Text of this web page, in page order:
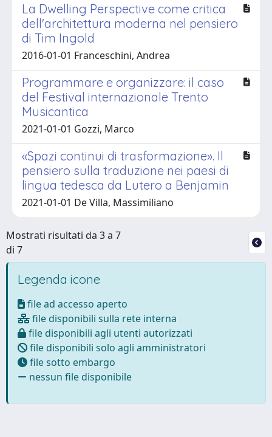
La Dwelling Perspective come critica
dell'architettura moderna nel pensiero
di Tim Ingold
2016-01-01 Franceschini, Andrea
Programmare e organizzare: il caso
del Festival internazionale Trento
Musicantica
2021-01-01 Gozzi, Marco
«Spazi continui di trasformazione». Il
pensiero sulla traduzione nei paesi di
lingua tedesca da Lutero a Benjamin
2021-01-01 De Villa, Massimiliano
Mostrati risultati da 3 a 7
di 7
Legenda icone
file ad accesso aperto
file disponibili sulla rete interna
file disponibili agli utenti autorizzati
file disponibili solo agli amministratori
file sotto embargo
nessun file disponibile